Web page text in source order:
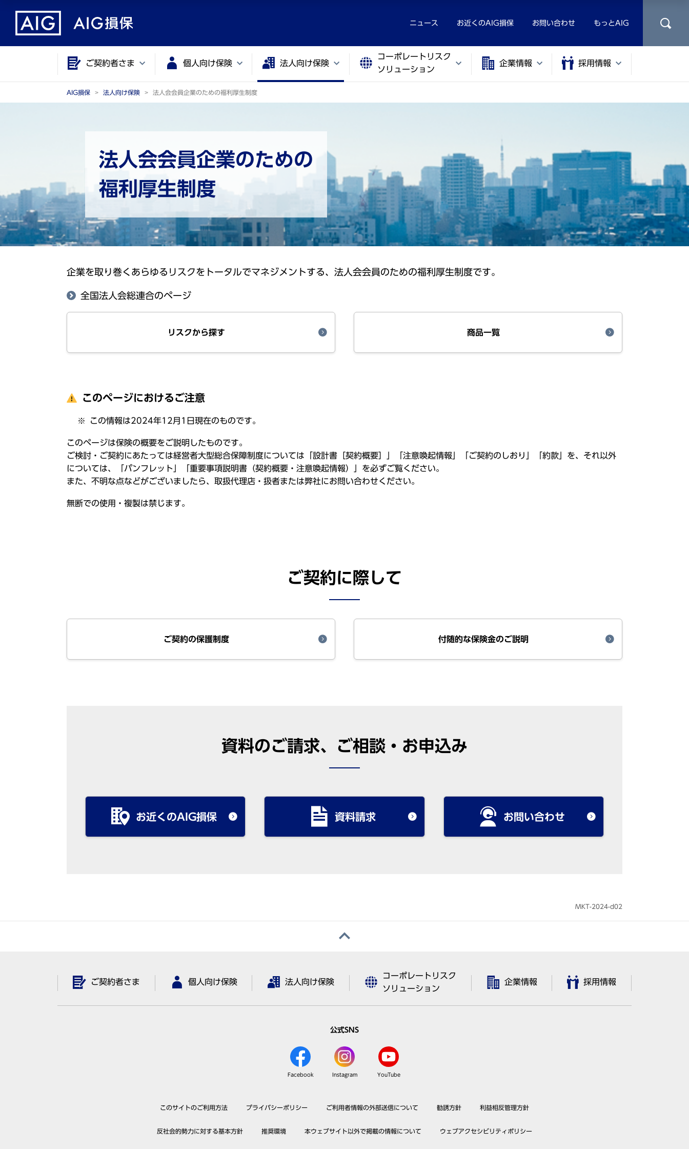
ニュース お近くのAIG損保 お問い合わせ もっとAIG
ご契約者さま 個人向け保険 法人向け保険
コーポレートリスク
ソリューション
企業情報 採用情報
す
AIG損保 法人向け保険 法人会会員企業のための福利厚生制度
法人会会員企業のための
福利厚生制度
企業を取り巻くあらゆるリスクをトータルでマネジメントする、法人会会員のための福利厚生制度です。
全国法人会総連合のページ
リスクから探す 商品一覧
このページにおけるご注意
この情報は2024年12月1日現在のものです。
このページは保険の概要をご説明 したものです。
ご検討 ・ご契約にあたっては経営者大型総合保障制度については「 設計書 契約概要 注意喚起情報 」「ご契約のしおり」「 約款 」を、それ 以外
については、「 パンフレット 重要事項説明書 （契約概要 ・ 注意喚起情報）」を必ずご覧ください。
また、 不明な点などがございましたら、 取扱代理店 ・ 扱者または弊社にお問い合わせください。
無断での使用 ・ 複製は禁じます。
ご契約に際して
ご契約の保護制度 付随的な保険金のご説明
資料のご請求、ご相談・お申込み
お近くのAIG損保 資料請求 お問い合わせ
MKT-2024-d02
ご契約者さま 個人向け保険 法人向け保険
コーポレートリスク
ソリューション
企業情報 採用情報
公式SNS
Facebook Instagram YouTube
このサイトのご利用方法 プライバシーポリシー ご利用者情報の外部送信について 勧誘方針 利益相反管理方針
反社会的勢力に対する基本方針 推奨環境 本ウェブサイト以外で掲載の情報について ウェブアクセシビリティポリシー